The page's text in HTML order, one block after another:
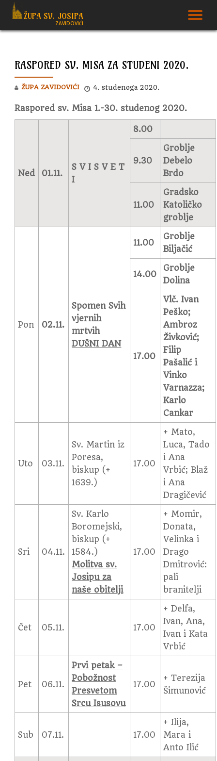
to
ŽUPA SV. JOSIPA
ZAVIDOVIĆI
RASPORED SV. MISA ZA STUDENI 2020.
ŽUPA ZAVIDOVIĆI 4. studenoga 2020.
Raspored sv. Misa 1.-30. studenog 2020.
Ned 01.11.
S V I S V E T
I
8.00
9.30
Groblje
Debelo
Brdo
11.00
Gradsko
Katoličko
groblje
Pon 02.11.
Spomen Svih
vjernih
mrtvih
DUŠNI DAN
11.00
Groblje
Biljačić
14.00
Groblje
Dolina
17.00
Vlč. Ivan
Peško;
Ambroz
Živković;
Filip
Pašalić i
Vinko
Varnazza;
Karlo
Cankar
Uto 03.11.
Sv. Martin iz
Poresa,
biskup (+
1639.)
17.00
+ Mato,
Luca, Tado
i Ana
Vrbić; Blaž
i Ana
Dragičević
Sri 04.11.
Sv. Karlo
Boromejski,
biskup (+
1584.)
Molitva sv.
Josipu za
naše obitelji
17.00
+ Momir,
Donata,
Velinka i
Drago
Dmitrović:
pali
branitelji
Čet 05.11. 17.00
+ Delfa,
Ivan, Ana,
Ivan i Kata
Vrbić
Pet 06.11.
Prvi petak –
Pobožnost
Presvetom
Srcu Isusovu
17.00
+ Terezija
Šimunović
Sub 07.11. 17.00
+ Ilija,
Mara i
Anto Ilić